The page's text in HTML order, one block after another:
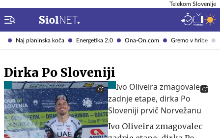
Naj planinska koča Energetika 2.0 Ona-On.com Gremo v hribe
Telekom Slovenije
Dirka Po Sloveniji
Ivo Oliveira zmagovalec